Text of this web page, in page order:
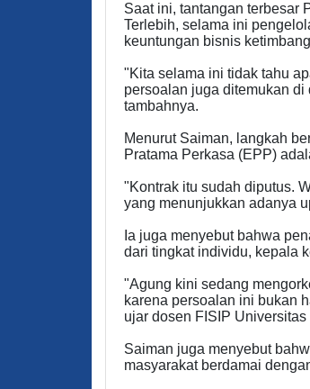
Saat ini, tantangan terbesar
Terlebih, selama ini
keuntungan bisnis
"Kita selama ini tidak tahu
persoalan juga ditemukan
tambahnya.
Menurut Saiman, langkah
Pratama Perkasa (EPP)
"Kontrak itu sudah diputus.
yang menunjukkan adanya
Ia juga menyebut bahwa
dari tingkat individu, kepala
"Agung kini sedang
karena persoalan ini bukan
ujar dosen FISIP Universitas
Saiman juga menyebut
masyarakat berdamai